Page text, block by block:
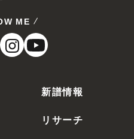
ME
新譜情報
リサーチ